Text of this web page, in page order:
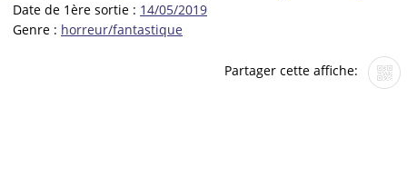
Date de 1ère sortie : 14/05/2019
Genre : horreur/fantastique
Partager cette affiche: